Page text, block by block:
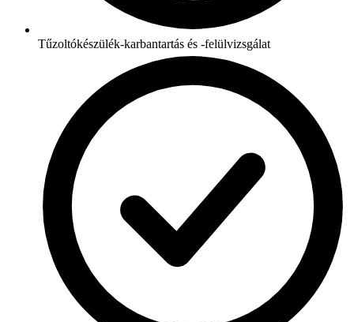
Tűzoltókészülék-karbantartás és -felülvizsgálat